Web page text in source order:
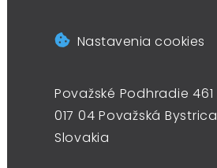
Nastavenia cookies
Považské Podhradie 461
017 04 Považská Bystrica
Slovakia